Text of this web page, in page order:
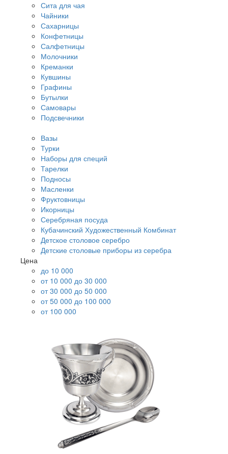
Сита для чая
Чайники
Сахарницы
Конфетницы
Салфетницы
Молочники
Креманки
Кувшины
Графины
Бутылки
Самовары
Подсвечники
Вазы
Турки
Наборы для специй
Тарелки
Подносы
Масленки
Фруктовницы
Икорницы
Серебряная посуда
Кубачинский Художественный Комбинат
Детское столовое серебро
Детские столовые приборы из серебра
Цена
до 10 000
от 10 000 до 30 000
от 30 000 до 50 000
от 50 000 до 100 000
от 100 000